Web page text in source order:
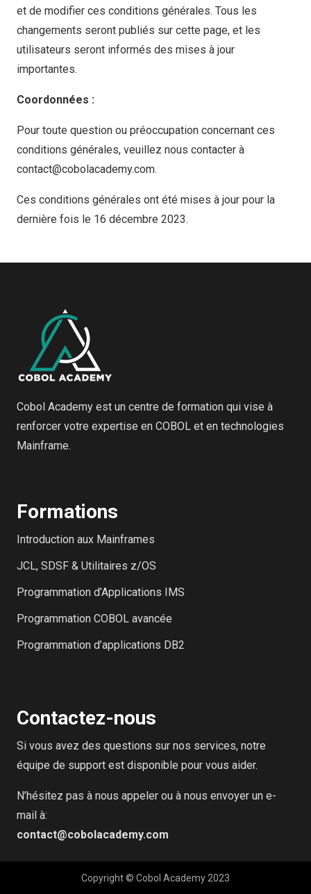
et de modifier ces conditions générales. Tous les
changements seront publiés sur cette page, et les
utilisateurs seront informés des mises à jour
importantes.
Coordonnées :
Pour toute question ou préoccupation concernant ces
conditions générales, veuillez nous contacter à
contact@cobolacademy.com.
Ces conditions générales ont été mises à jour pour la
dernière fois le 16 décembre 2023.
Cobol Academy est un centre de formation qui vise à
renforcer votre expertise en COBOL et en technologies
Mainframe.
Formations
Introduction aux Mainframes
JCL, SDSF & Utilitaires z/OS
Programmation d’Applications IMS
Programmation COBOL avancée
Programmation d’applications DB2
Contactez-nous
Si vous avez des questions sur nos services, notre
équipe de support est disponible pour vous aider.
N’hésitez pas à nous appeler ou à nous envoyer un e-
mail à:
contact@cobolacademy.com
Copyright © Cobol Academy 2023